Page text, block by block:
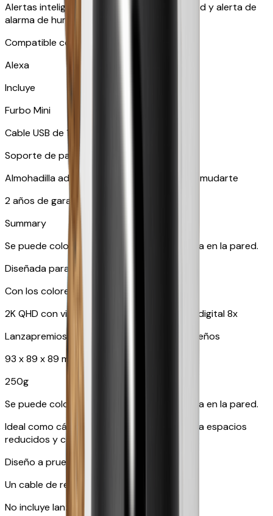
Alertas inteligentes como alerta de actividad y alerta de
alarma de humo, entre muchas otras.
Compatible con dispositivos inteligentes
Alexa
Incluye
Furbo Mini
Cable USB de 1,8 metros
Soporte de pared
Almohadilla adhesiva ideal por si tienes que mudarte
2 años de garantía
Summary
Se puede colocar sobre una mesa o colgada en la pared.
Diseñada para perros y gatos
Con los colores que tu mascota puede ver
2K QHD con vista giratoria de 360° y zoom digital 8x
Lanzapremios Lite - Hasta 10 premios pequeños
93 x 89 x 89 mm
250g
Se puede colocar sobre una mesa o colgada en la pared.
Ideal como cámara adicional, adecuada para espacios
reducidos y cómoda para viajar.
Diseño a prueba de mascotas
Un cable de repuesto gratuito.
No incluye lanzapremios